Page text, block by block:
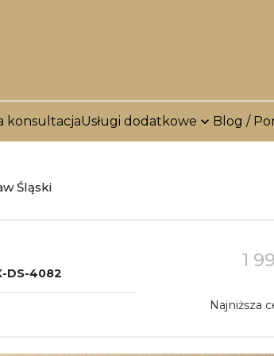
konsultacjaUsługi dodatkowe Blog /
Śląski
DS-4082
1
Najniższa